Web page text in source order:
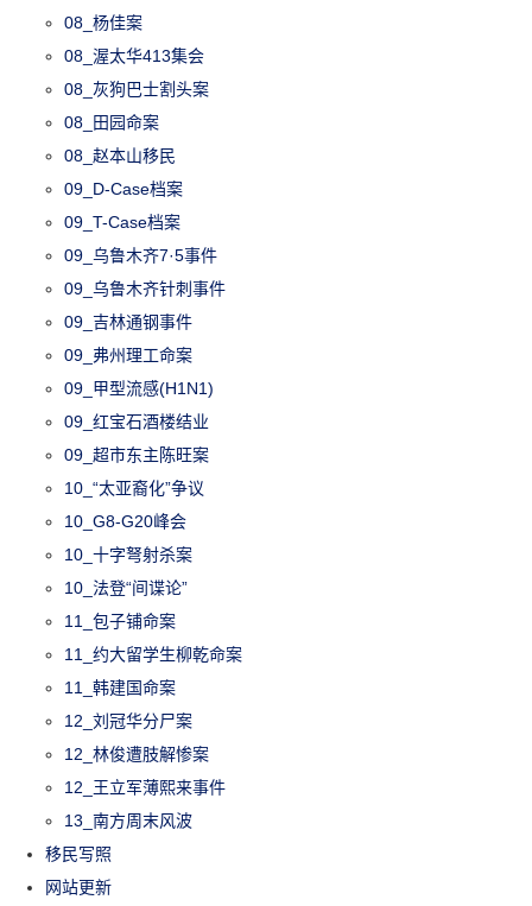
08_杨佳案
08_渥太华413集会
08_灰狗巴士割头案
08_田园命案
08_赵本山移民
09_D-Case档案
09_T-Case档案
09_乌鲁木齐7·5事件
09_乌鲁木齐针刺事件
09_吉林通钢事件
09_弗州理工命案
09_甲型流感(H1N1)
09_红宝石酒楼结业
09_超市东主陈旺案
10_“太亚裔化”争议
10_G8-G20峰会
10_十字弩射杀案
10_法登“间谍论”
11_包子铺命案
11_约大留学生柳乾命案
11_韩建国命案
12_刘冠华分尸案
12_林俊遭肢解惨案
12_王立军薄熙来事件
13_南方周末风波
移民写照
网站更新